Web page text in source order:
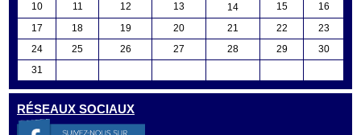
10
11 12 13 14 15
16
17
18 19 20 21 22
23
24
25 26 27 28 29
30
31
RÉSEAUX SOCIAUX